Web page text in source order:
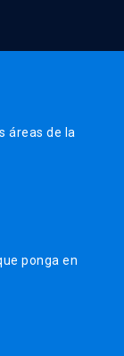
áreas de la
ponga en